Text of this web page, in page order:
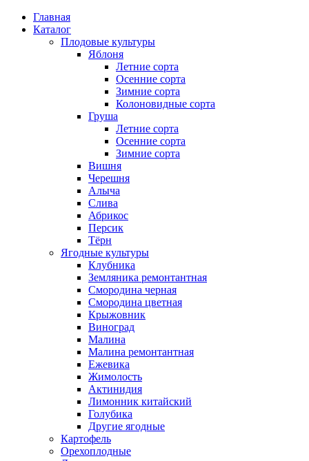
Главная
Каталог
Плодовые культуры
Яблоня
Летние сорта
Осенние сорта
Зимние сорта
Колоновидные сорта
Груша
Летние сорта
Осенние сорта
Зимние сорта
Вишня
Черешня
Алыча
Слива
Абрикос
Персик
Тёрн
Ягодные культуры
Клубника
Земляника ремонтантная
Смородина черная
Смородина цветная
Крыжовник
Виноград
Малина
Малина ремонтантная
Ежевика
Жимолость
Актинидия
Лимонник китайский
Голубика
Другие ягодные
Картофель
Орехоплодные